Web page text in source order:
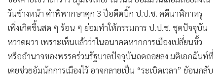
เผยข้อมูลทั้งหมด หากฝ่ายค้านหรือประชาชนใช้สิทธิตาม
พ.ร.บ.ข้อมูลข่าวสารฯ ขอดูสำนวนคดีบุรีเจริญฯ ป.ป.ช. จะตกที่
นั่งลำบากทันที เพราะหากส่งเอกสาร “ถมดำ” มาอีก ก็ย่อมเดิน
เข้าคุกตามรอยคดีนาฬิกา แต่ถ้าเปิดเผยหมดเปลือก ไส้ในและ
พยานหลักฐานก็อาจจะถูกนำไปใช้ฟ้องคดีอาญา เรียกได้ว่า